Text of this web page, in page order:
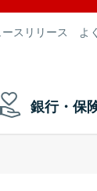
ースリリース よ
銀行・保